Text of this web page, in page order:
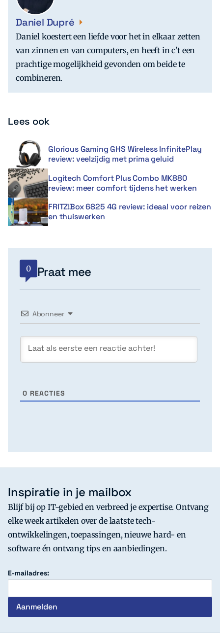
Daniel Dupré
Daniel koestert een liefde voor het in elkaar zetten
van zinnen en van computers, en heeft in c't een
prachtige mogelijkheid gevonden om beide te
combineren.
Lees ook
Glorious Gaming GHS Wireless InfinitePlay
review: veelzijdig met prima geluid
Logitech Comfort Plus Combo MK880
review: meer comfort tijdens het werken
FRITZ!Box 6825 4G review: ideaal voor reizen
en thuiswerken
0 Praat mee
Abonneer
0 REACTIES
Inspiratie in je mailbox
Blijf bij op IT-gebied en verbreed je expertise. Ontvang
elke week artikelen over de laatste tech-
ontwikkelingen, toepassingen, nieuwe hard- en
software én ontvang tips en aanbiedingen.
E-mailadres: